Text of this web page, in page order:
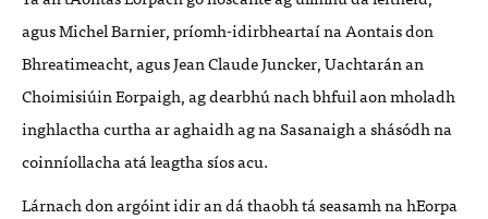
agus Michel Barnier, príomh-idirbheartaí na Aontais don
Bhreatimeacht, agus Jean Claude Juncker, Uachtarán an
Choimisiúin Eorpaigh, ag dearbhú nach bhfuil aon mholadh
inghlactha curtha ar aghaidh ag na Sasanaigh a shásódh na
coinníollacha atá leagtha síos acu.
Lárnach don argóint idir an dá thaobh tá seasamh na hEorpa